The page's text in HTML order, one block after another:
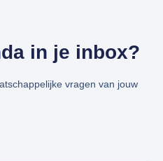
in je inbox?
vragen van jouw